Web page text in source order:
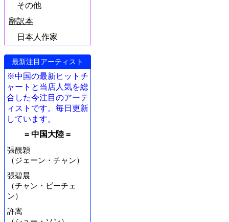
その他
翻訳本
日本人作家
最新注目アーティスト
※中国の最新ヒットチ
ャートと当店人気を総
合した今注目のアーテ
ィストです。毎日更新
しています。
= 中国大陸 =
張靚穎
（ジェーン・チャン）
張碧晨
（チャン・ビーチェ
ン）
許嵩